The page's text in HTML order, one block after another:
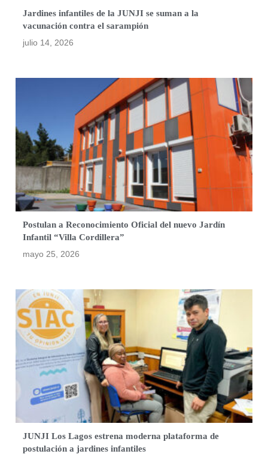
Jardines infantiles de la JUNJI se suman a la
vacunación contra el sarampión
julio 14, 2026
Postulan a Reconocimiento Oficial del nuevo Jardín
Infantil “Villa Cordillera”
mayo 25, 2026
JUNJI Los Lagos estrena moderna plataforma de
postulación a jardines infantiles